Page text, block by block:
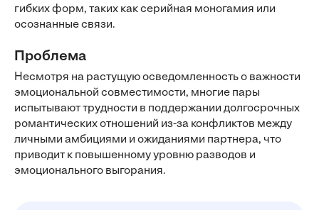
гибких форм, таких как серийная моногамия или
осознанные связи.
Проблема
Несмотря на растущую осведомленность о важности
эмоциональной совместимости, многие пары
испытывают трудности в поддержании долгосрочных
романтических отношений из-за конфликтов между
личными амбициями и ожиданиями партнера, что
приводит к повышенному уровню разводов и
эмоционального выгорания.